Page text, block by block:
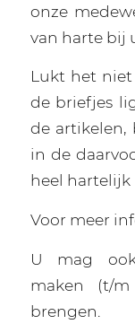
onze
van harte bij
Lukt het
de briefjes
de artikelen,
in de
heel hartelijk
Voor meer
U mag
maken (t/
brengen.